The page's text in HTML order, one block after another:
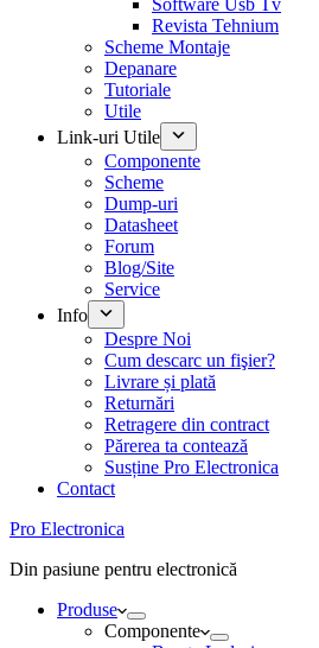
Software Usb Tv
Revista Tehnium
Scheme Montaje
Depanare
Tutoriale
Utile
Link-uri Utile
Componente
Scheme
Dump-uri
Datasheet
Forum
Blog/Site
Service
Info
Despre Noi
Cum descarc un fişier?
Livrare și plată
Returnări
Retragere din contract
Părerea ta contează
Susține Pro Electronica
Contact
Pro Electronica
Din pasiune pentru electronică
Produse
Componente